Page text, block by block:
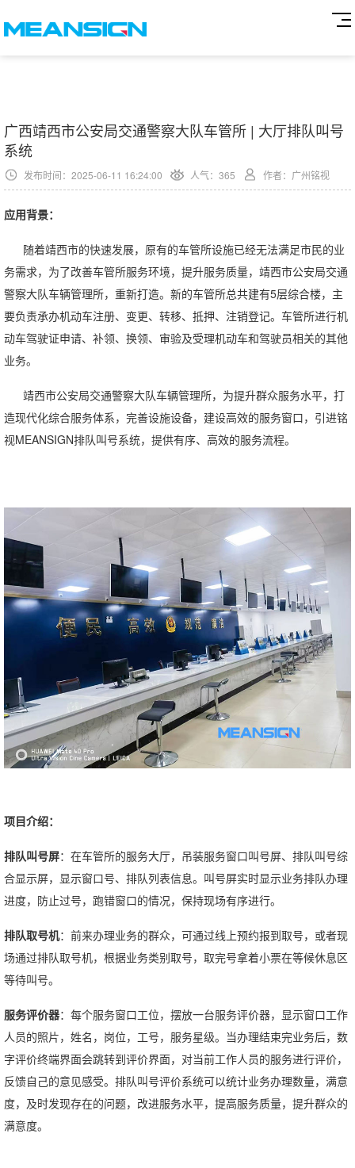
广西靖西市公安局交通警察大队车管所 | 大厅排队叫号
系统
发布时间：2025-06-11 16:24:00 人气： 365 作者：广州铭视
应用背景：
随着靖西市的快速发展，原有的车管所设施已经无法满足市民的业
务需求，为了改善车管所服务环境，提升服务质量，靖西市公安局交通
警察大队车辆管理所，重新打造。新的车管所总共建有5层综合楼，主
要负责承办机动车注册、变更、转移、抵押、注销登记。车管所进行机
动车驾驶证申请、补领、换领、审验及受理机动车和驾驶员相关的其他
业务。
靖西市公安局交通警察大队车辆管理所，为提升群众服务水平，打
造现代化综合服务体系，完善设施设备，建设高效的服务窗口，引进铭
视MEANSIGN排队叫号系统，提供有序、高效的服务流程。
项目介绍：
排队叫号屏：在车管所的服务大厅，吊装服务窗口叫号屏、排队叫号综
合显示屏，显示窗口号、排队列表信息。叫号屏实时显示业务排队办理
进度，防止过号，跑错窗口的情况，保持现场有序进行。
排队取号机：前来办理业务的群众，可通过线上预约报到取号，或者现
场通过排队取号机，根据业务类别取号，取完号拿着小票在等候休息区
等待叫号。
服务评价器：每个服务窗口工位，摆放一台服务评价器，显示窗口工作
人员的照片，姓名，岗位，工号，服务星级。当办理结束完业务后，数
字评价终端界面会跳转到评价界面，对当前工作人员的服务进行评价，
反馈自己的意见感受。排队叫号评价系统可以统计业务办理数量，满意
度，及时发现存在的问题，改进服务水平，提高服务质量，提升群众的
满意度。